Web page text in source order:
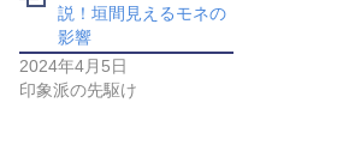
説！垣間見えるモネの
影響
2024年4月5日
印象派の先駆け